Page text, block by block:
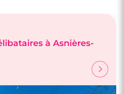
à Asnières-